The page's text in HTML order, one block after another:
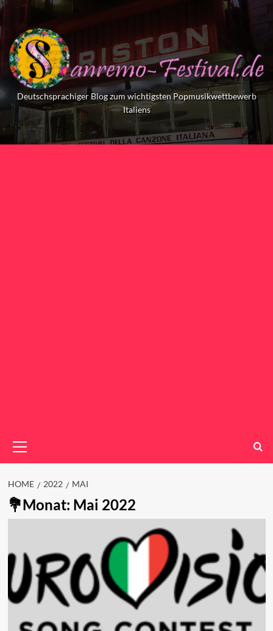
Skip
to
content
Deutschsprachiger Blog zum wichtigsten Popmusikwettbewerb
Italiens
Menu
HOME 2022 MAI
Monat: Mai 2022